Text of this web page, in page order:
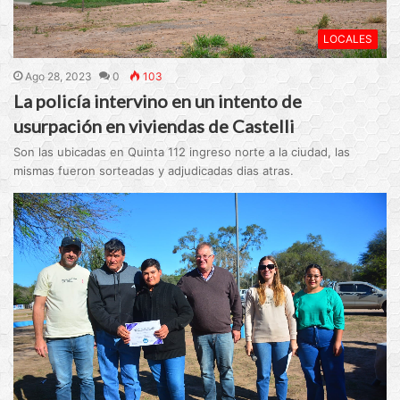
LOCALES
Ago 28, 2023 0 103
La policía intervino en un intento de
usurpación en viviendas de Castelli
Son las ubicadas en Quinta 112 ingreso norte a la ciudad, las
mismas fueron sorteadas y adjudicadas dias atras.